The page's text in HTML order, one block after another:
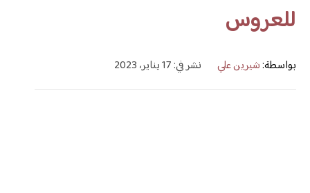
للعروس
بواسطة:شيرين علي نشر في: 17 يناير، 2023